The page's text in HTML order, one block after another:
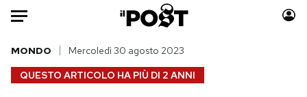
Auto
HOME
QUESTO ARTICOLO HA PIÙ DI 2 ANNI
MONDO Mercoledì 30 agosto 2023